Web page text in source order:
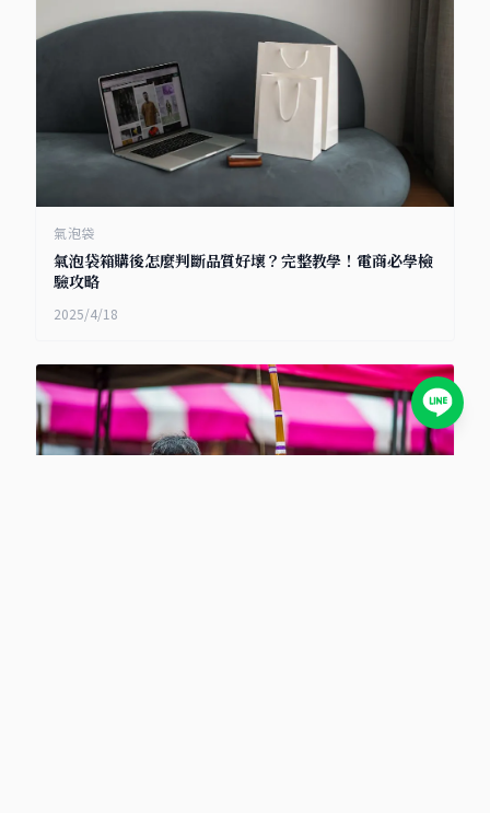
氣泡袋
氣泡袋箱購後怎麼判斷品質好壞？完整教學！電商必學檢
驗攻略
2025/4/18